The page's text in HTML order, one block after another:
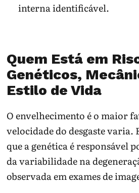
interna identificável.
Quem Está em
Genéticos,
Estilo de Vida
O envelhecimento é o maior
velocidade do desgaste varia.
que a genética é responsável
da variabilidade na
observada em exames de